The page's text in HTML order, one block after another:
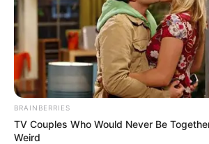
BRAINBERRIES
TV Couples Who Would Never Be
Weird